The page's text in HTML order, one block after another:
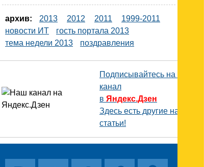
архив: 2013 2012 2011
1999-2011
новости ИТ
гость портала 2013
тема недели 2013
поздравления
Подписывайтесь на наш
канал
в Яндекс.Дзен
Здесь есть другие наши
статьи!